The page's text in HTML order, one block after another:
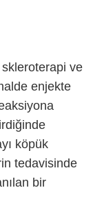
ve
enjekte
köpük
tedavisinde
bir